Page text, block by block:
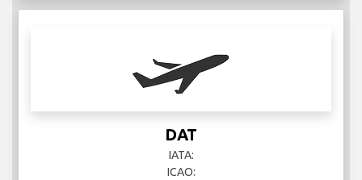
DAT
IATA:
ICAO: